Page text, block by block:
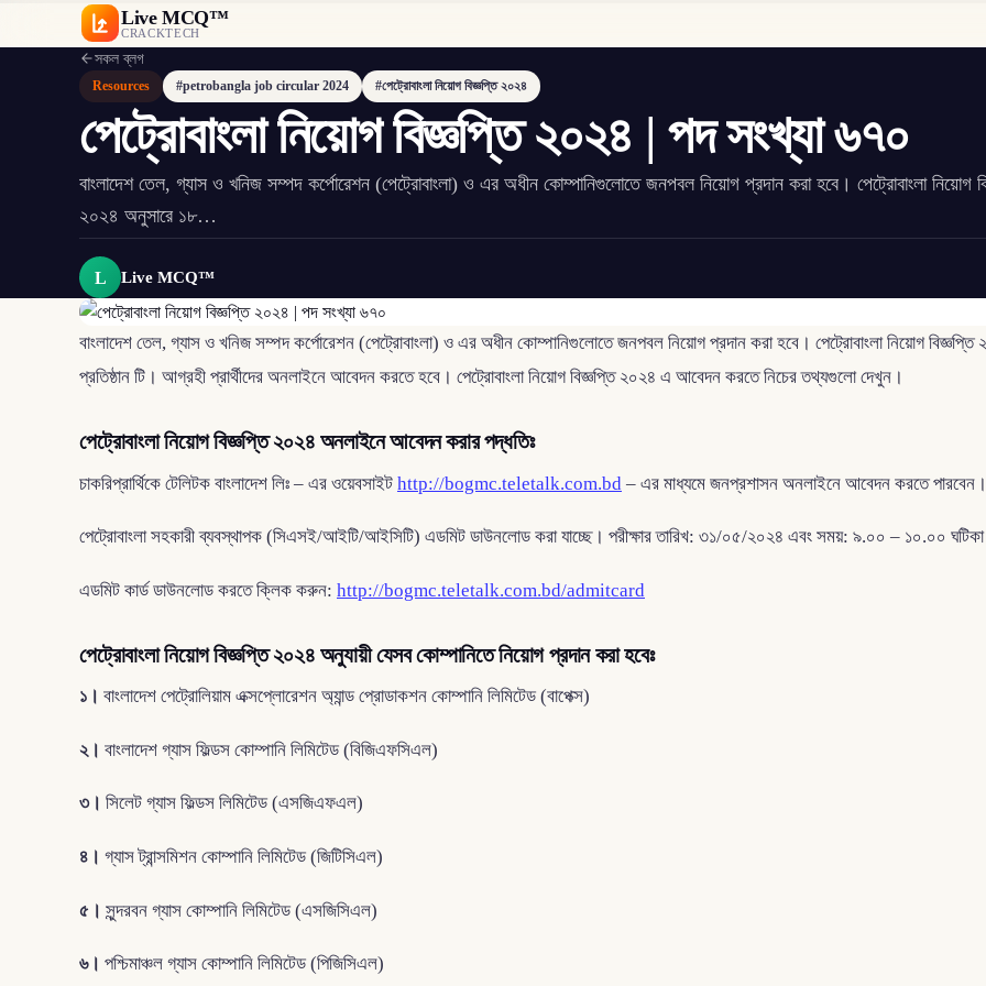
Live MCQ™
CRACKTECH
সকল ব্লগ
Resources #petrobangla job circular 2024 #পেট্রোবাংলা নিয়োগ বিজ্ঞপ্তি ২০২৪
পেট্রোবাংলা নিয়োগ বিজ্ঞপ্তি ২০২৪ | পদ সংখ্যা ৬৭০
বাংলাদেশ তেল, গ্যাস ও খনিজ সম্পদ কর্পোরেশন (পেট্রোবাংলা) ও এর অধীন কোম্পানিগুলোতে জনপবল নিয়োগ প্রদান করা হবে। পেট্রোবাংলা নিয়োগ
২০২৪ অনুসারে ১৮…
L Live MCQ™
বাংলাদেশ তেল, গ্যাস ও খনিজ সম্পদ কর্পোরেশন (পেট্রোবাংলা) ও এর অধীন কোম্পানিগুলোতে জনপবল নিয়োগ প্রদান করা হবে। পেট্রোবাংলা নিয়োগ
প্রতিষ্ঠান টি। আগ্রহী প্রার্থীদের অনলাইনে আবেদন করতে হবে। পেট্রোবাংলা নিয়োগ বিজ্ঞপ্তি ২০২৪ এ আবেদন করতে নিচের তথ্যগুলো দেখুন।
পেট্রোবাংলা নিয়োগ বিজ্ঞপ্তি ২০২৪ অনলাইনে আবেদন করার পদ্ধতিঃ
চাকরিপ্রার্থিকে টেলিটক বাংলাদেশ লিঃ – এর ওয়েবসাইট http://bogmc.teletalk.com.bd – এর মাধ্যমে জনপ্রশাসন অনলাইনে আবেদন করতে
পেট্রোবাংলা সহকারী ব্যবস্থাপক (সিএসই/আইটি/আইসিটি) এডমিট ডাউনলোড করা যাচ্ছে। পরীক্ষার তারিখ: ৩১/০৫/২০২৪ এবং সময়: ৯.০০ – ১০.০০
এডমিট কার্ড ডাউনলোড করতে ক্লিক করুন: http://bogmc.teletalk.com.bd/admitcard
পেট্রোবাংলা নিয়োগ বিজ্ঞপ্তি ২০২৪ অনুযায়ী যেসব কোম্পানিতে নিয়োগ প্রদান করা হবেঃ
১। বাংলাদেশ পেট্রোলিয়াম এক্সপ্লোরেশন অ্যান্ড প্রোডাকশন কোম্পানি লিমিটেড (বাপেক্স)
২। বাংলাদেশ গ্যাস ফিল্ডস কোম্পানি লিমিটেড (বিজিএফসিএল)
৩। সিলেট গ্যাস ফিল্ডস লিমিটেড (এসজিএফএল)
৪। গ্যাস ট্রান্সমিশন কোম্পানি লিমিটেড (জিটিসিএল)
৫। সুন্দরবন গ্যাস কোম্পানি লিমিটেড (এসজিসিএল)
৬। পশ্চিমাঞ্চল গ্যাস কোম্পানি লিমিটেড (পিজিসিএল)